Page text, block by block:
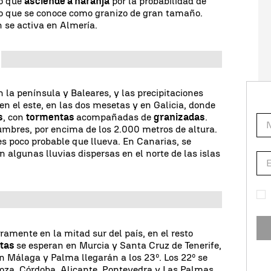
que se conoce como granizo de gran tamaño.
se activa en Almería.
la península y Baleares, y las precipitaciones
el este, en las dos mesetas y en Galicia, donde
, contormentas acompañadas degranizadas.
por encima de los 2.000 metros de altura.
poco probable que llueva. En Canarias, se
algunas lluvias dispersas en el norte de las islas
en la mitad sur del país, en el resto
se esperan en Murcia y Santa Cruz de Tenerife,
Málaga y Palma llegarán a los 23º. Los 22º se